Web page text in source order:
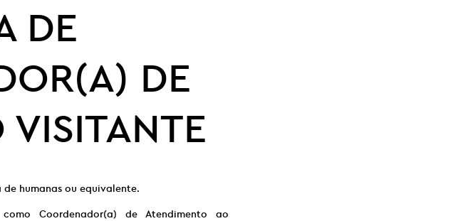
DE
DE
VISITANTE
humanas ou equivalente.
Coordenador(a) de Atendimento ao